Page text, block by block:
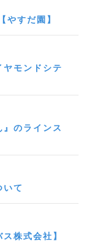
やすだ園】
ヤモンドシテ
のラインス
いて
株式会社】